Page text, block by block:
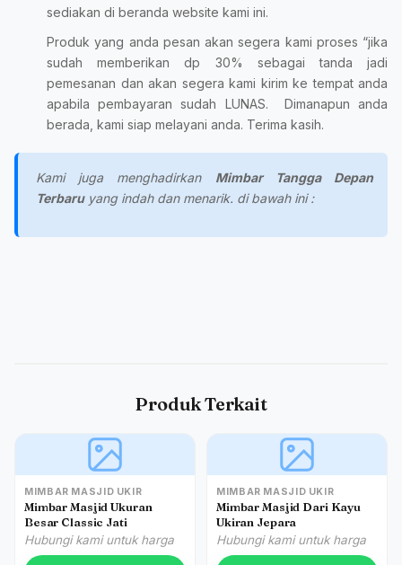
sediakan di beranda website kami ini.
Produk yang anda pesan akan segera kami proses “jika
sudah memberikan dp 30% sebagai tanda jadi
pemesanan dan akan segera kami kirim ke tempat anda
apabila pembayaran sudah LUNAS. Dimanapun anda
berada, kami siap melayani anda. Terima kasih.
Kami juga menghadirkan Mimbar Tangga Depan
Terbaruyang indah dan menarik. di bawah ini :
Produk Terkait
MIMBAR MASJID UKIR
Mimbar Masjid Ukuran
Besar Classic Jati
Hubungi kami untuk harga
MIMBAR MASJID UKIR
Mimbar Masjid Dari Kayu
Ukiran Jepara
Hubungi kami untuk harga